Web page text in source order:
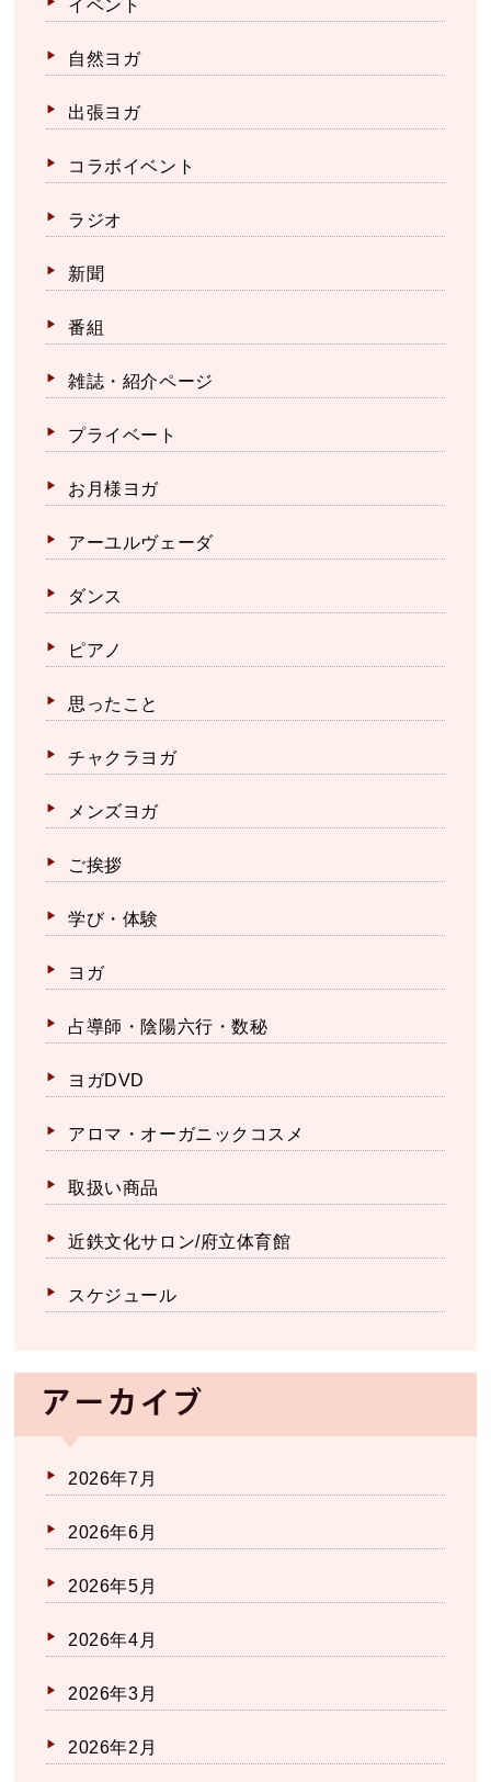
イベント
自然ヨガ
出張ヨガ
コラボイベント
ラジオ
新聞
番組
雑誌・紹介ページ
プライベート
お月様ヨガ
アーユルヴェーダ
ダンス
ピアノ
思ったこと
チャクラヨガ
メンズヨガ
ご挨拶
学び・体験
ヨガ
占導師・陰陽六行・数秘
ヨガDVD
アロマ・オーガニックコスメ
取扱い商品
近鉄文化サロン/府立体育館
スケジュール
アーカイブ
2026年7月
2026年6月
2026年5月
2026年4月
2026年3月
2026年2月